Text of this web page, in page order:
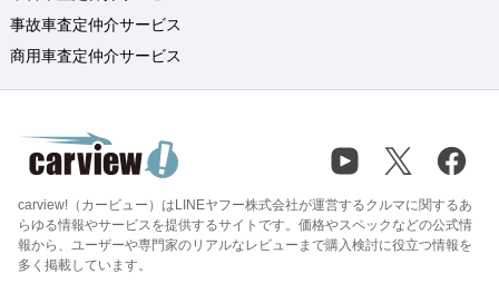
事故車査定仲介サービス
商用車査定仲介サービス
carview!（カービュー）はLINEヤフー株式会社が運営するクルマに関するあ
らゆる情報やサービスを提供するサイトです。価格やスペックなどの公式情
報から、ユーザーや専門家のリアルなレビューまで購入検討に役立つ情報を
多く掲載しています。